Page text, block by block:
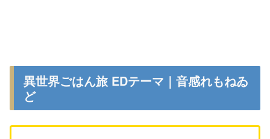
異世界ごはん旅 EDテーマ｜音感れもねゐ
ど